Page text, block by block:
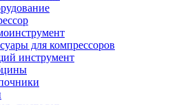
для компрессоров
инструмент